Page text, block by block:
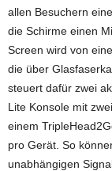
allen Besuchern
die Schirme einen
Screen wird von
die über
steuert dafür zwei
Lite Konsole mit
einem
pro Gerät. So
unabhängigen